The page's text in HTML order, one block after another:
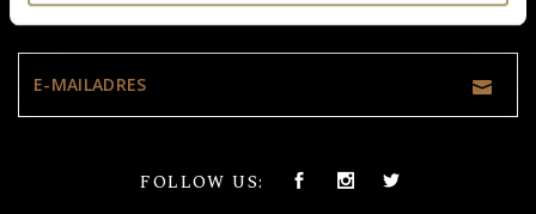
MIS ONZE UPDATES NIET:
FOLLOW US: